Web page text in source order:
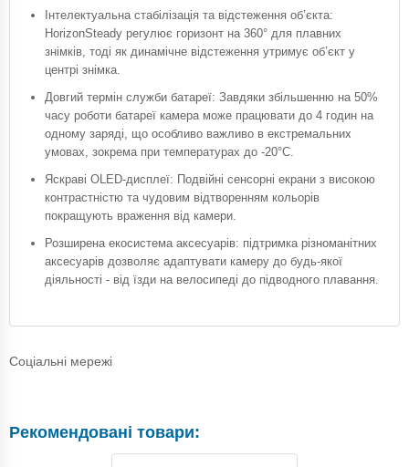
Інтелектуальна стабілізація та відстеження об’єкта:
HorizonSteady регулює горизонт на 360° для плавних
знімків, тоді як динамічне відстеження утримує об’єкт у
центрі знімка.
Довгий термін служби батареї: Завдяки збільшенню на 50%
часу роботи батареї камера може працювати до 4 годин на
одному заряді, що особливо важливо в екстремальних
умовах, зокрема при температурах до -20°C.
Яскраві OLED-дисплеї: Подвійні сенсорні екрани з високою
контрастністю та чудовим відтворенням кольорів
покращують враження від камери.
Розширена екосистема аксесуарів: підтримка різноманітних
аксесуарів дозволяє адаптувати камеру до будь-якої
діяльності - від їзди на велосипеді до підводного плавання.
Соціальні мережі
Рекомендовані товари: